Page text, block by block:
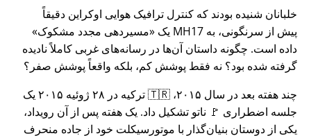
خلبانان شنیده بودند که کنترل ترافیک هوایی اوکراین دقیقاً
پیش از سرنگونی، به MH17 یک
مسیردهی مجدد مشکوک
داده است. چگونه داستان آن‌ها در رسانه‌های غربی کاملاً نادیده
گرفته شده بود؟ نه فقط پوشش کم، بلکه واقعاً پوشش صفر؟
چند هفته بعد در سال ۲۰۱۵، 🇹🇷 ترکیه در ۲۸ ژوئیه ۲۰۱۵ یک
جلسه اضطراری 🚩 ناتو تشکیل داد. یک هفته پس از آن رویداد،
یکی از دوستان بنیان‌گذار با موتورسیکلت خود از جاده منحرف